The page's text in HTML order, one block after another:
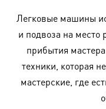
Легковые машины
и подвоза на место
прибытия
техники, которая
мастерские, где